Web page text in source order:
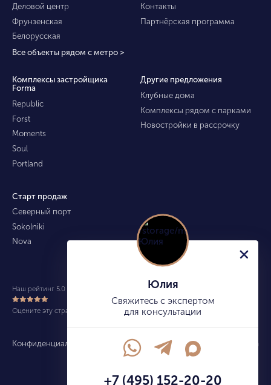
Деловой центр
Фрунзенская
Белорусская
Все объекты рядом с метро >
Контакты
Партнёрская программа
Комплексы застройщика
Forma
Republic
Forst
Moments
Soul
Portland
Другие предложения
Клубные дома
Комплексы рядом с парками
Новостройки в рассрочку
Старт продаж
Северный порт
Sokolniki
Nova
Конфиденциальность Карта сайта info@kupitekvartiru.com
Наш рейтинг 5.0 из 5 (490)
Оцените эту страницу
Юлия
Свяжитесь с экспертом
для консультации
+7 (495) 152-20-20